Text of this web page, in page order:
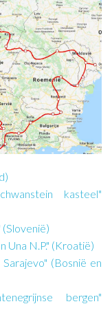
kasteel"
Una N.P." (Kroatië)
(Bosnië en
bergen"